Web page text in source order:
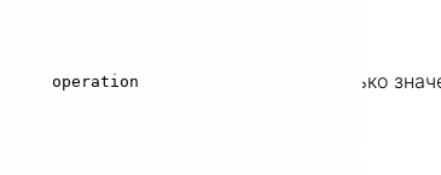
operation нужно передавать только